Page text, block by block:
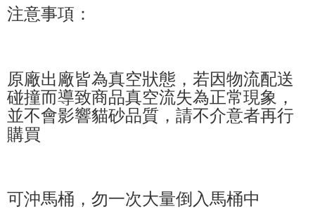
注意事項：
原廠出廠皆為真空狀態，若因物流配送
碰撞而導致商品真空流失為正常現象，
並不會影響貓砂品質，請不介意者再行
購買
可沖馬桶，勿一次大量倒入馬桶中